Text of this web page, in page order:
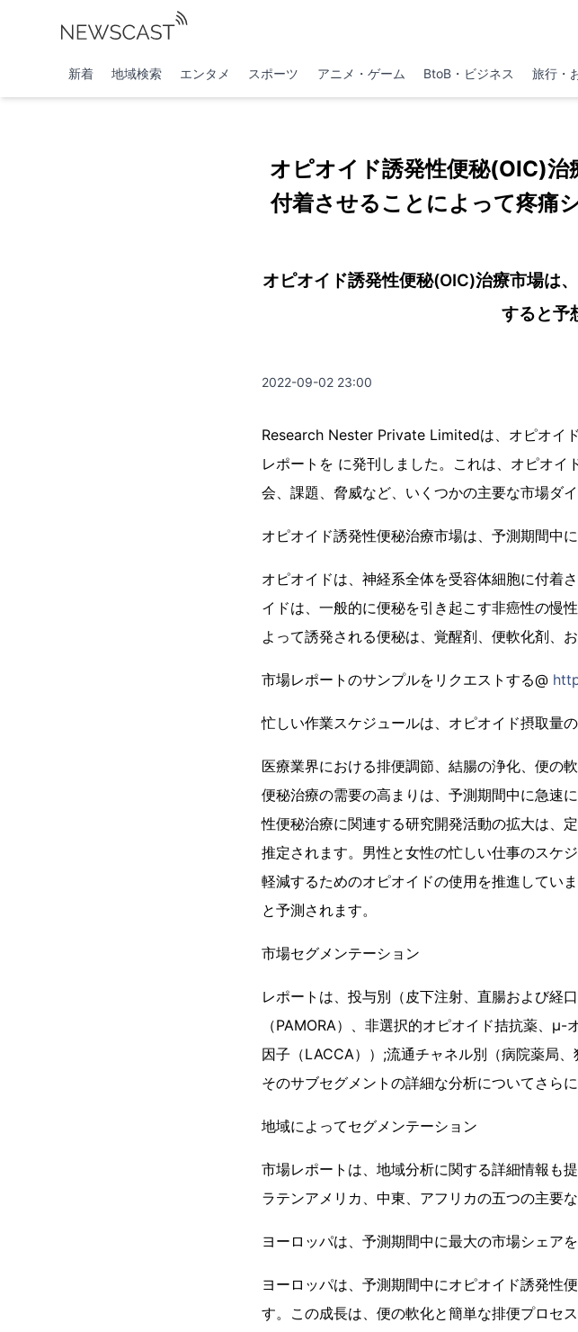
新着 地域検索 エンタメ スポーツ アニメ・ゲーム BtoB・ビジネス 旅行・
オピオイド誘発性便秘(OIC)治
付着させることによって疼痛
オピオイド誘発性便秘(OIC)治療市場は
すると予
2022-09-02 23:00
Research Nester Private Limitedは、オピオイ
レポートを に発刊しました。これは、オピオ
会、課題、脅威など、いくつかの主要な市場ダ
オピオイド誘発性便秘治療市場は、予測期間中
オピオイドは、神経系全体を受容体細胞に付着
イドは、一般的に便秘を引き起こす非癌性の慢
よって誘発される便秘は、覚醒剤、便軟化剤、
市場レポートのサンプルをリクエストする@
忙しい作業スケジュールは、オピオイド摂取量
医療業界における排便調節、結腸の浄化、便の
便秘治療の需要の高まりは、予測期間中に急速
性便秘治療に関連する研究開発活動の拡大は、
推定されます。男性と女性の忙しい仕事のスケ
軽減するためのオピオイドの使用を推進してい
と予測されます。
市場セグメンテーション
レポートは、投与別（皮下注射、直腸および経
（PAMORA）、非選択的オピオイド拮抗薬、
因子（LACCA））;流通チャネル別（病院薬局
そのサブセグメントの詳細な分析についてさらに
地域によってセグメンテーション
市場レポートは、地域分析に関する詳細情報も
ラテンアメリカ、中東、アフリカの五つの主要
ヨーロッパは、予測期間中に最大の市場シェア
ヨーロッパは、予測期間中にオピオイド誘発性
す。この成長は、便の軟化と簡単な排便プロセ